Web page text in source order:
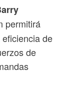
permitirá
de
de